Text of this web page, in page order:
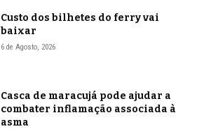
Custo dos bilhetes do ferry vai
baixar
6 de Agosto, 2026
Casca de maracujá pode ajudar a
combater inflamação associada à
asma